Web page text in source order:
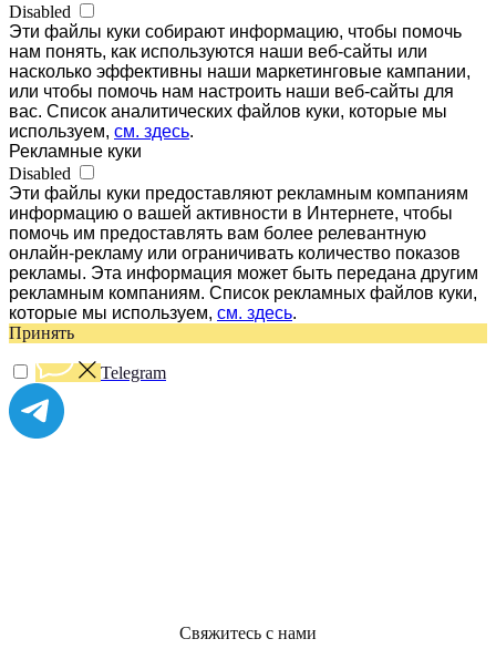
Disabled
Эти файлы куки собирают информацию, чтобы помочь
нам понять, как используются наши веб-сайты или
насколько эффективны наши маркетинговые кампании,
или чтобы помочь нам настроить наши веб-сайты для
вас. Список аналитических файлов куки, которые мы
используем, см. здесь.
Рекламные куки
Disabled
Эти файлы куки предоставляют рекламным компаниям
информацию о вашей активности в Интернете, чтобы
помочь им предоставлять вам более релевантную
онлайн-рекламу или ограничивать количество показов
рекламы. Эта информация может быть передана другим
рекламным компаниям. Список рекламных файлов куки,
которые мы используем, см. здесь.
Принять
Telegram
Свяжитесь с нами